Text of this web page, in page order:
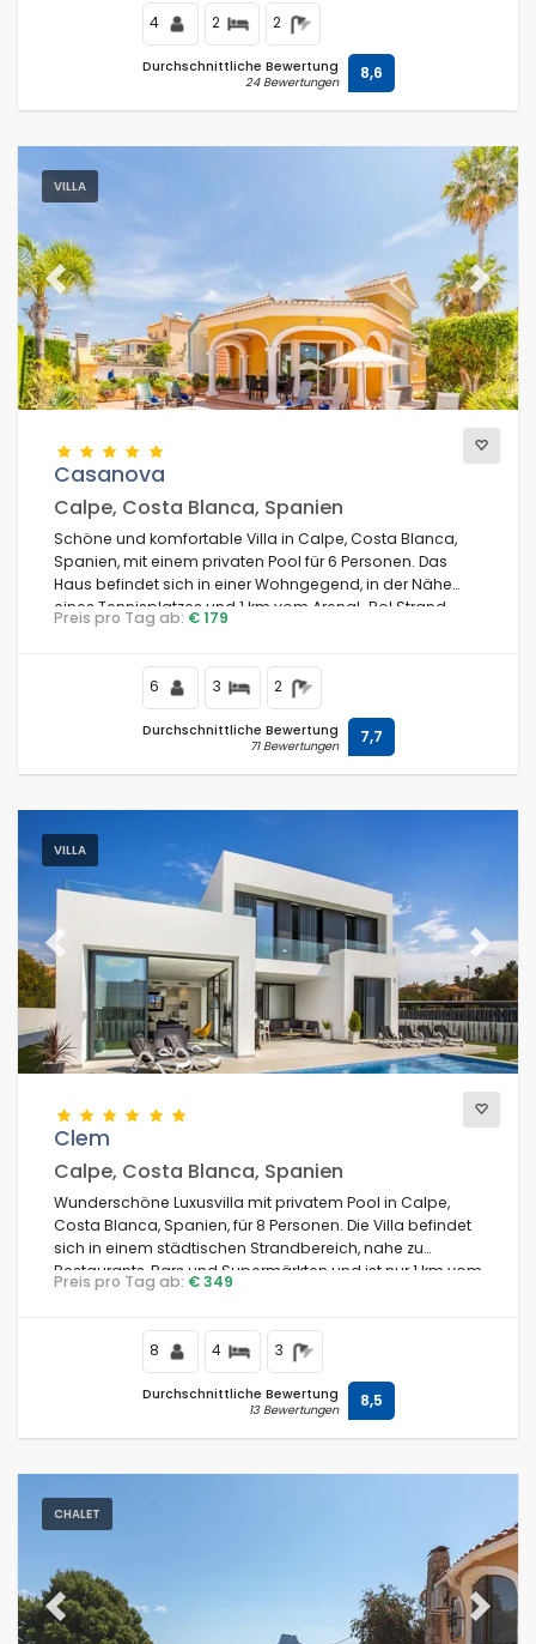
4 2 2
Durchschnittliche Bewertung
24 Bewertungen 8,6
VILLA
Previous Next
Casanova
Calpe, Costa Blanca, Spanien
Schöne und komfortable Villa in Calpe, Costa Blanca,
Spanien, mit einem privaten Pool für 6 Personen. Das
Haus befindet sich in einer Wohngegend, in der Nähe
eines Tennisplatzes und 1 km vom Arenal-Bol Strand
entfernt.
Preis pro Tag ab: € 179
6 3 2
Durchschnittliche Bewertung
71 Bewertungen 7,7
VILLA
Previous Next
Clem
Calpe, Costa Blanca, Spanien
Wunderschöne Luxusvilla mit privatem Pool in Calpe,
Costa Blanca, Spanien, für 8 Personen. Die Villa befindet
sich in einem städtischen Strandbereich, nahe zu
Restaurants, Bars und Supermärkten und ist nur 1 km vom
Strand entfernt.
Preis pro Tag ab: € 349
8 4 3
Durchschnittliche Bewertung
13 Bewertungen 8,5
CHALET
Previous Next